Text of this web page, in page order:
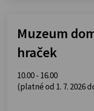
Muzeum
hraček
10.00 - 16.00
(platné od 1. 7. 2026